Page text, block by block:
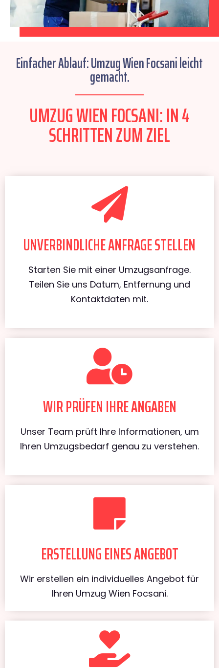
Einfacher Ablauf: Umzug Wien Focsani leicht
gemacht.
UMZUG WIEN FOCSANI: IN 4
SCHRITTEN ZUM ZIEL
UNVERBINDLICHE ANFRAGE STELLEN
Starten Sie mit einer Umzugsanfrage.
Teilen Sie uns Datum, Entfernung und
Kontaktdaten mit.
WIR PRÜFEN IHRE ANGABEN
Unser Team prüft Ihre Informationen, um
Ihren Umzugsbedarf genau zu verstehen.
ERSTELLUNG EINES ANGEBOT
Wir erstellen ein individuelles Angebot für
Ihren Umzug Wien Focsani.